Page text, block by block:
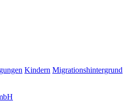
Kindern Migrationshintergrund